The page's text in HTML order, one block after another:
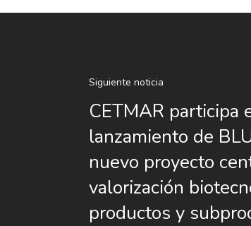
Siguiente noticia
CETMAR participa
lanzamiento de
nuevo proyecto
valorización
productos y